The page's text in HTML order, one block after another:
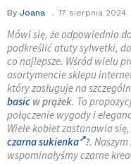
By Joana 17 sierpnia 2024
Mówi się, że odpowiednio
podkreślić atuty sylwetki,
co najlepsze. Wśród wielu
asortymencie sklepu
który zasługuje na
basic w prążek. To
połączenie wygody i
Wiele kobiet zastanawia
czarna sukienka ?.
wspominałyśmy czarne